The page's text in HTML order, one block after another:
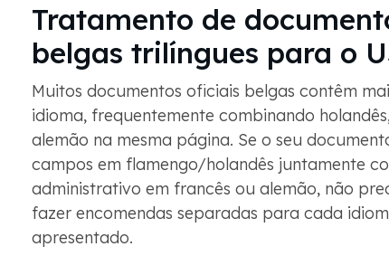
Tratamento de
belgas trilíngues para o
Muitos documentos oficiais belgas contêm
idioma, frequentemente combinando
alemão na mesma página. Se o seu
campos em flamengo/holandês juntamente
administrativo em francês ou alemão, não
fazer encomendas separadas para cada
apresentado.